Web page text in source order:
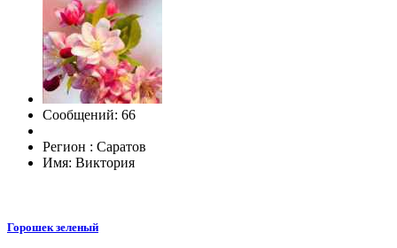
Сообщений: 66
Регион : Саратов
Имя: Виктория
Горошек зеленый